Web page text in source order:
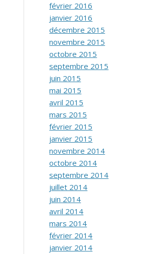
février 2016
janvier 2016
décembre 2015
novembre 2015
octobre 2015
septembre 2015
juin 2015
mai 2015
avril 2015
mars 2015
février 2015
janvier 2015
novembre 2014
octobre 2014
septembre 2014
juillet 2014
juin 2014
avril 2014
mars 2014
février 2014
janvier 2014